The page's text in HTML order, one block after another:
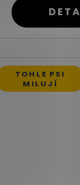
TOHLE PSI
MILUJÍ